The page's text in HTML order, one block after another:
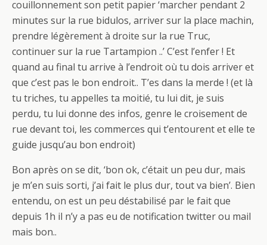
couillonnement son petit papier ‘marcher pendant 2
minutes sur la rue bidulos, arriver sur la place machin,
prendre légèrement à droite sur la rue Truc,
continuer sur la rue Tartampion ..’ C’est l’enfer ! Et
quand au final tu arrive à l’endroit où tu dois arriver et
que c’est pas le bon endroit.. T’es dans la merde ! (et là
tu triches, tu appelles ta moitié, tu lui dit, je suis
perdu, tu lui donne des infos, genre le croisement de
rue devant toi, les commerces qui t’entourent et elle te
guide jusqu’au bon endroit)
Bon après on se dit, ‘bon ok, c’était un peu dur, mais
je m’en suis sorti, j’ai fait le plus dur, tout va bien’. Bien
entendu, on est un peu déstabilisé par le fait que
depuis 1h il n’y a pas eu de notification twitter ou mail
mais bon..